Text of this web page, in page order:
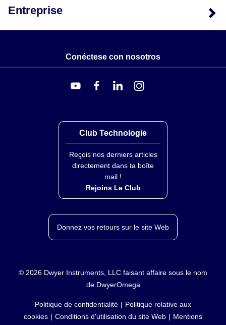
Entreprise
Conéctese con nosotros
Club Technologie
Reçois nos derniers articles
directement dans ta boîte
mail !
Rejoins Le Club
Donnez vos retours sur le site Web
© 2026 Dwyer Instruments, LLC faisant affaire sous le nom
de DwyerOmega
Politique de confidentialité
Politique relative aux
cookies
Conditions d'utilisation du site Web
Mentions